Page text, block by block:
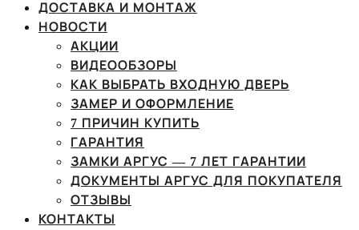
ДОСТАВКА И МОНТАЖ
НОВОСТИ
АКЦИИ
ВИДЕООБЗОРЫ
КАК ВЫБРАТЬ ВХОДНУЮ ДВЕРЬ
ЗАМЕР И ОФОРМЛЕНИЕ
7 ПРИЧИН КУПИТЬ
ГАРАНТИЯ
ЗАМКИ АРГУС — 7 ЛЕТ ГАРАНТИИ
ДОКУМЕНТЫ АРГУС ДЛЯ ПОКУПАТЕЛЯ
ОТЗЫВЫ
КОНТАКТЫ